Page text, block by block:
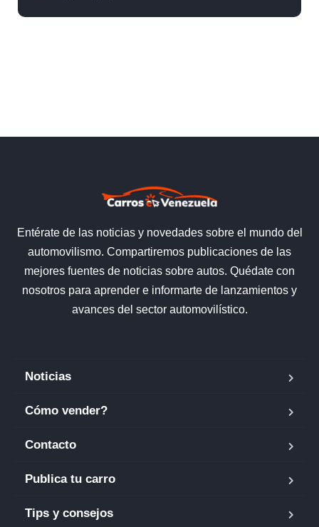
Entérate de las noticias y novedades sobre el mundo del
automovilismo. Compartiremos publicaciones de las
mejores fuentes de noticias sobre autos. Quédate con
nosotros para aprender e informarte de lanzamientos y
avances del sector automovilístico.
Noticias
Cómo vender?
Contacto
Publica tu carro
Tips y consejos